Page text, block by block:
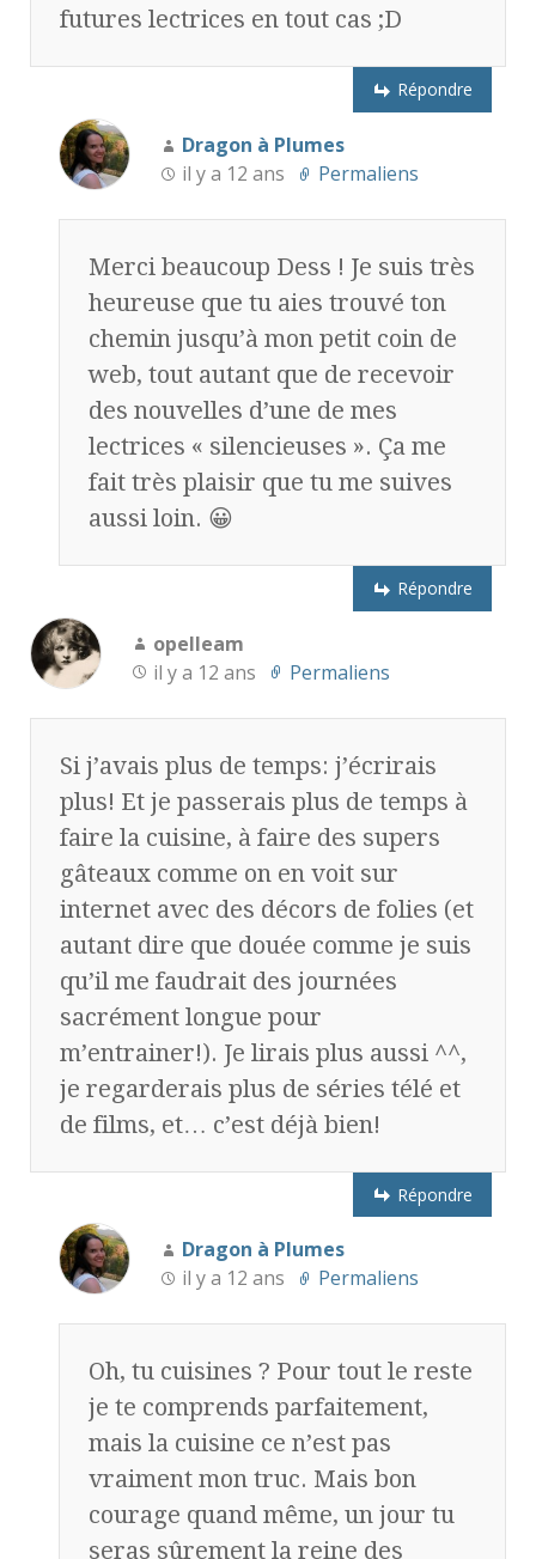
futures lectrices en tout cas ;D
Répondre
Dragon à Plumes
il y a 12 ans
Permaliens
Merci beaucoup Dess ! Je suis très
heureuse que tu aies trouvé ton
chemin jusqu’à mon petit coin de
web, tout autant que de recevoir
des nouvelles d’une de mes
lectrices « silencieuses ». Ça me
fait très plaisir que tu me suives
aussi loin. 😀
Répondre
opelleam
il y a 12 ans
Permaliens
Si j’avais plus de temps: j’écrirais
plus! Et je passerais plus de temps à
faire la cuisine, à faire des supers
gâteaux comme on en voit sur
internet avec des décors de folies (et
autant dire que douée comme je suis
qu’il me faudrait des journées
sacrément longue pour
m’entrainer!). Je lirais plus aussi ^^,
je regarderais plus de séries télé et
de films, et… c’est déjà bien!
Répondre
Dragon à Plumes
il y a 12 ans
Permaliens
Oh, tu cuisines ? Pour tout le reste
je te comprends parfaitement,
mais la cuisine ce n’est pas
vraiment mon truc. Mais bon
courage quand même, un jour tu
seras sûrement la reine des